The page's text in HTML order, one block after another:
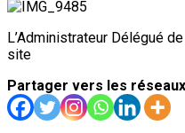
L’Administrateur Délégué
site
Partager vers les réseaux